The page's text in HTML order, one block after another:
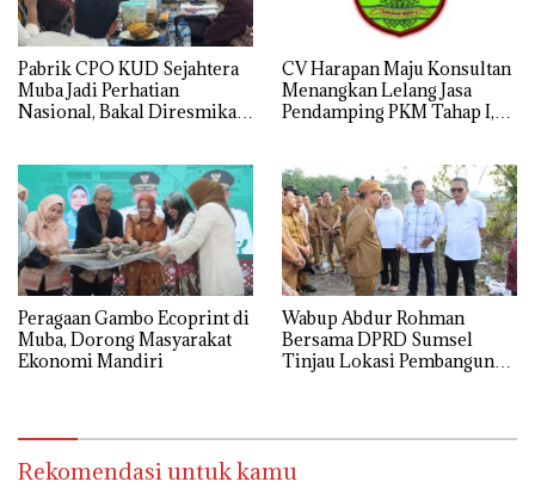
Pabrik CPO KUD Sejahtera
Muba Jadi Perhatian
Nasional, Bakal Diresmikan
CV Harapan Maju Konsultan
Menangkan Lelang Jasa
Pendamping PKM Tahap I,
Peragaan Gambo Ecoprint di
Muba, Dorong Masyarakat
Ekonomi Mandiri
Wabup Abdur Rohman
Bersama DPRD Sumsel
Tinjau Lokasi Pembangunan
Rekomendasi untuk kamu